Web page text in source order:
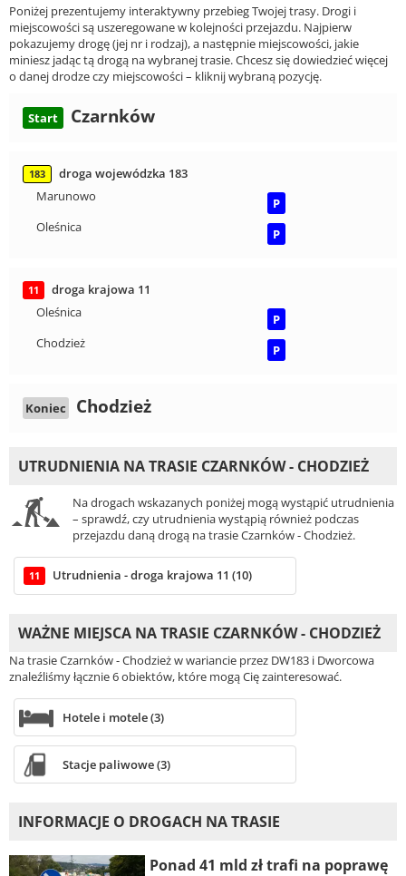
Poniżej prezentujemy interaktywny przebieg Twojej trasy. Drogi i
miejscowości są uszeregowane w kolejności przejazdu. Najpierw
pokazujemy drogę (jej nr i rodzaj), a następnie miejscowości, jakie
miniesz jadąc tą drogą na wybranej trasie. Chcesz się dowiedzieć więcej
o danej drodze czy miejscowości – kliknij wybraną pozycję.
Start Czarnków
183
droga wojewódzka 183
Marunowo
P
Oleśnica
P
11
droga krajowa 11
Oleśnica
P
Chodzież
P
Koniec Chodzież
UTRUDNIENIA NA TRASIE CZARNKÓW - CHODZIEŻ
Na drogach wskazanych poniżej mogą wystąpić utrudnienia
– sprawdź, czy utrudnienia wystąpią również podczas
przejazdu daną drogą na trasie Czarnków - Chodzież.
11 Utrudnienia - droga krajowa 11 (10)
WAŻNE MIEJSCA NA TRASIE CZARNKÓW - CHODZIEŻ
Na trasie Czarnków - Chodzież w wariancie przez DW183 i Dworcowa
znaleźliśmy łącznie 6 obiektów, które mogą Cię zainteresować.
Hotele i motele (3)
Stacje paliwowe (3)
INFORMACJE O DROGACH NA TRASIE
Ponad 41 mld zł trafi na poprawę